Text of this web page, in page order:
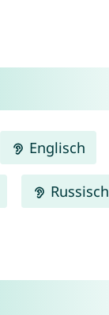
Englisch
Russisch